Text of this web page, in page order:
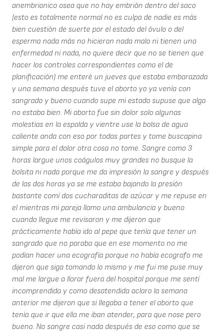
anembrionico osea que no hay embrión dentro del saco
(esto es totalmente normal no es culpa de nadie es más
bien cuestión de suerte por el estado del óvulo o del
esperma nada más no hicieron nada malo ni tienen una
enfermedad ni nada, no quiere decir que no se tienen que
hacer los controles correspondientes como el de
planificación) me enteré un jueves que estaba embarazada
y una semana después tuve el aborto yo ya venía con
sangrado y bueno cuando supe mi estado supuse que algo
no estaba bien. Mi aborto fue sin dolor solo algunas
molestias en la espalda y vientre use la bolsa de agua
caliente anda con eso por todas partes y tome buscapina
simple para el dolor otra cosa no tome. Sangre como 3
horas largue unos coágulos muy grandes no busque la
bolsita ni nada porque me da impresión la sangre y después
de las dos horas ya se me estaba bajando la presión
bastante comí dos cucharaditas de azúcar y me repuse en
el mientras mi pareja llamo una ambulancia y bueno
cuando llegue me revisaron y me dijeron que
prácticamente había ido al pepe que tenía que tener un
sangrado que no paraba que en ese momento no me
podían hacer una ecografía porque no había ecografo me
dijeron que siga tomando lo mismo y me fui me puse muy
mal me largue a llorar fuera del hospital porque me sentí
incomprendida y como desatendida aclaro la semana
anterior me dijeron que si llegaba a tener el aborto que
tenía que ir que ella me iban atender, para que nose pero
bueno. No sangre casi nada después de eso como que se